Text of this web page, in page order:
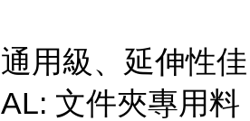
通用級、延伸性佳
AL: 文件夾專用料